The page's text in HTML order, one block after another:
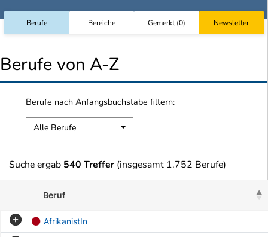
Berufe Bereiche Gemerkt(0) Newsletter
Berufe von A-Z
Berufe nach Anfangsbuchstabe filtern:
Alle Berufe
Suche ergab 540 Treffer (insgesamt 1.752 Berufe)
Beruf
AfrikanistIn